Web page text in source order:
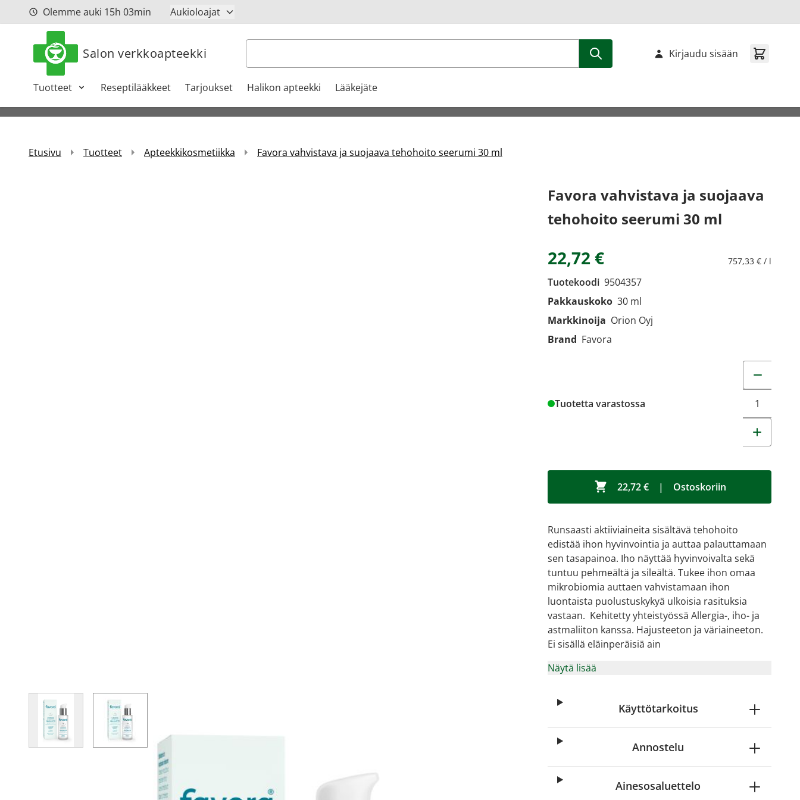
Siirry sisältöönOlemme auki 15h 03min Aukioloajat
Salon verkkoapteekki Haku
Tuotteet Reseptilääkkeet Tarjoukset Halikon apteekki Lääkejäte
Kirjaudu sisään
Etusivu Tuotteet Apteekkikosmetiikka Favora vahvistava ja suojaava tehohoito seerumi 30 ml
View larger image
Favora vahvistava ja suojaava
tehohoito seerumi 30 ml
22,72 € 757,33 € / l
Tuotekoodi 9504357
Pakkauskoko 30 ml
Markkinoija Orion Oyj
Brand Favora
Tuotetta varastossa
22,72 € | Ostoskoriin
Runsaasti aktiiviaineita sisältävä tehohoito
edistää ihon hyvinvointia ja auttaa palauttamaan
sen tasapainoa. Iho näyttää hyvinvoivalta sekä
tuntuu pehmeältä ja sileältä. Tukee ihon omaa
mikrobiomia auttaen vahvistamaan ihon
luontaista puolustuskykyä ulkoisia rasituksia
vastaan. Kehitetty yhteistyössä Allergia-, iho- ja
astmaliiton kanssa. Hajusteeton ja väriaineeton.
Ei sisällä eläinperäisiä ain
Näytä lisää
Käyttötarkoitus
Annostelu
Ainesosaluettelo